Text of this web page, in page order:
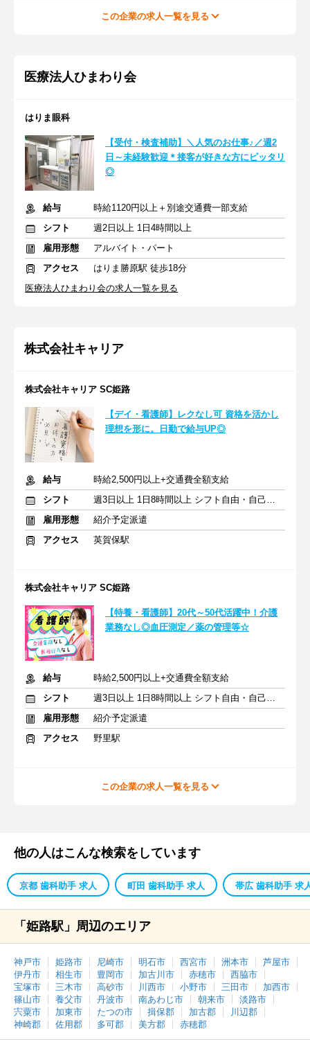
この企業の求人一覧を見る
医療法人ひまわり会
はりま眼科
【受付・検査補助】＼人気のお仕事♪／週2
日～未経験歓迎＊接客が好きな方にピッタリ
◎
給与
時給1120円以上＋別途交通費一部支給
シフト
週2日以上 1日4時間以上
雇用形態
アルバイト・パート
アクセス
はりま勝原駅 徒歩18分
医療法人ひまわり会の求人一覧を見る
株式会社キャリア
株式会社キャリア SC姫路
【デイ・看護師】レクなし可 資格を活かし
理想を形に。日勤で給与UP◎
給与
時給2,500円以上+交通費全額支給
シフト
週3日以上 1日8時間以上 シフト自由・自己申告
雇用形態
紹介予定派遣
アクセス
英賀保駅
株式会社キャリア SC姫路
【特養・看護師】20代～50代活躍中！介護
業務なし◎血圧測定／薬の管理等☆
給与
時給2,500円以上+交通費全額支給
シフト
週3日以上 1日8時間以上 シフト自由・自己申告
雇用形態
紹介予定派遣
アクセス
野里駅
この企業の求人一覧を見る
他の人はこんな検索をしています
京都 歯科助手 求人 町田 歯科助手 求人 帯広 歯科助手 求
「姫路駅」周辺のエリア
神戸市 姫路市 尼崎市 明石市 西宮市 洲本市
芦屋市
伊丹市
相生市 豊岡市 加古川市 赤穂市
西脇市
宝塚市
三木市 高砂市 川西市 小野市 三田市
加西市
篠山市
養父市 丹波市 南あわじ市 朝来市
淡路市
宍粟市
加東市 たつの市 揖保郡 加古郡
川辺郡
神崎郡
佐用郡 多可郡 美方郡 赤穂郡